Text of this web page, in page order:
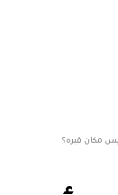
مكان قبره؟